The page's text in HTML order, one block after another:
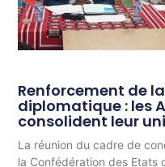
Renforcement de
diplomatique : les
consolident leur
La réunion du cadre de
la Confédération des Etats